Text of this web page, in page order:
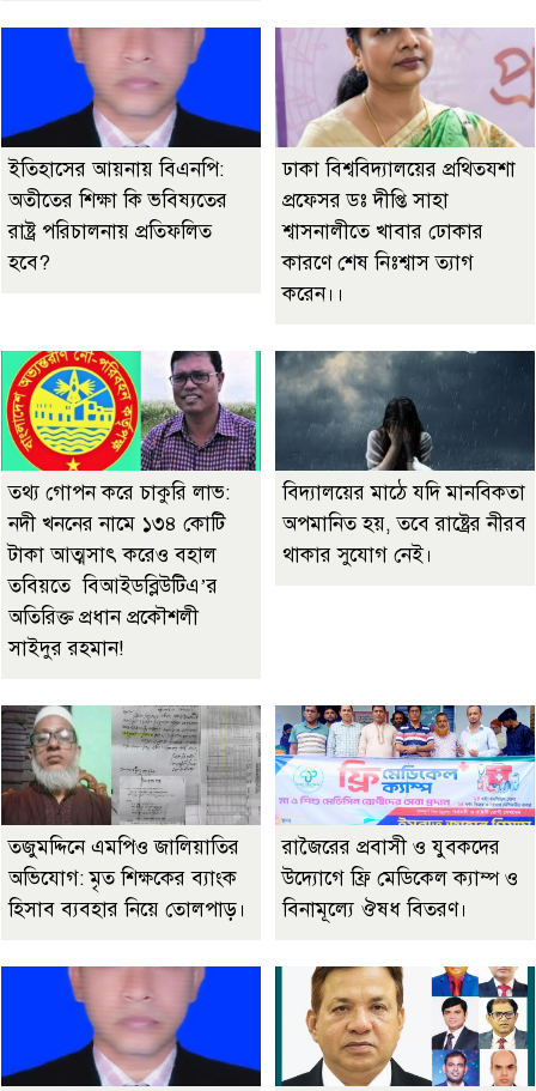
ইতিহাসের আয়নায় বিএনপি:
অতীতের শিক্ষা কি ভবিষ্যতের
রাষ্ট্র পরিচালনায় প্রতিফলিত
হবে?
ঢাকা বিশ্ববিদ্যালয়ের প্রথিতযশা
প্রফেসর ডঃ দীপ্তি সাহা
শ্বাসনালীতে খাবার ঢোকার
কারণে শেষ নিঃশ্বাস ত্যাগ
করেন।।
তথ্য গোপন করে চাকুরি লাভ:
নদী খননের নামে ১৩৪ কোটি
টাকা আত্মসাৎ করেও বহাল
তবিয়তে বিআইডব্লিউটিএ’র
অতিরিক্ত প্রধান প্রকৌশলী
সাইদুর রহমান!
বিদ্যালয়ের মাঠে যদি মানবিকতা
অপমানিত হয়, তবে রাষ্ট্রের নীরব
থাকার সুযোগ নেই।
তজুমদ্দিনে এমপিও জালিয়াতির
অভিযোগ: মৃত শিক্ষকের ব্যাংক
হিসাব ব্যবহার নিয়ে তোলপাড়।
রাজৈরের‌ প্রবাসী ও যুবকদের
উদ্যোগে ফ্রি মেডিকেল ক্যাম্প ও
বিনামূল্যে ঔষধ বিতরণ।